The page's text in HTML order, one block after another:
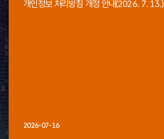
개인정보 처리방침 개정 안내(2026. 7. 13.)
2026-07-16